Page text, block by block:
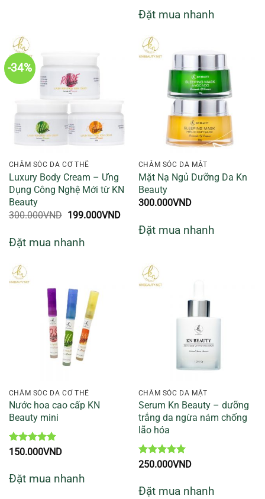
Đặt mua nhanh
-34%
CHĂM SÓC DA CƠ THỂ
Luxury Body Cream – Ưng
Dụng Công Nghệ Mới từ KN
Beauty
300.000VND Giá
300.000VND.
199.000VNDGiá
Đặt mua nhanh
CHĂM SÓC DA MẶT
Mặt Nạ Ngủ Dưỡng Da Kn
Beauty
300.000VND
Đặt mua nhanh
CHĂM SÓC DA CƠ THỂ
Nước hoa cao cấp KN
Beauty mini
Được xếp
150.000VND
Đặt mua nhanh
CHĂM SÓC DA MẶT
Serum Kn Beauty – dưỡng
trắng da ngừa nám chống
lão hóa
Được xếp
250.000VND
Đặt mua nhanh